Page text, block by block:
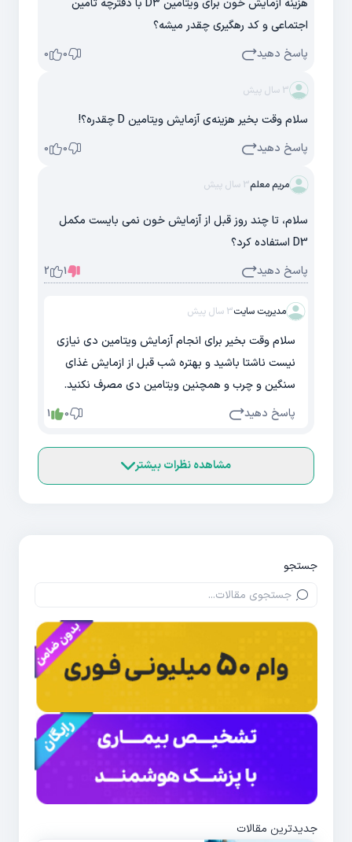
هزینه آزمایش خون برای ویتامین D۳ با دفترچه تامین
اجتماعی و کد رهگیری چقدر میشه؟
پاسخ دهید
0
0
3 سال پیش
سلام وقت بخیر هزینه‌ی آزمایش ویتامین D چقدره؟!
پاسخ دهید
0
0
مریم معلم3 سال پیش
سلام، تا چند روز قبل از آزمایش خون نمی بایست مکمل
D3 استفاده کرد؟
پاسخ دهید
1
2
مدیریت سایت3 سال پیش
سلام وقت بخیر برای انجام آزمایش ویتامین دی نیازی
نیست ناشتا باشید و بهتره شب قبل از ازمایش غذای
سنگین و چرب و همچنین ویتامین دی مصرف نکنید.
پاسخ دهید
0
1
مشاهده نظرات بیشتر
جستجو
جدیدترین مقالات